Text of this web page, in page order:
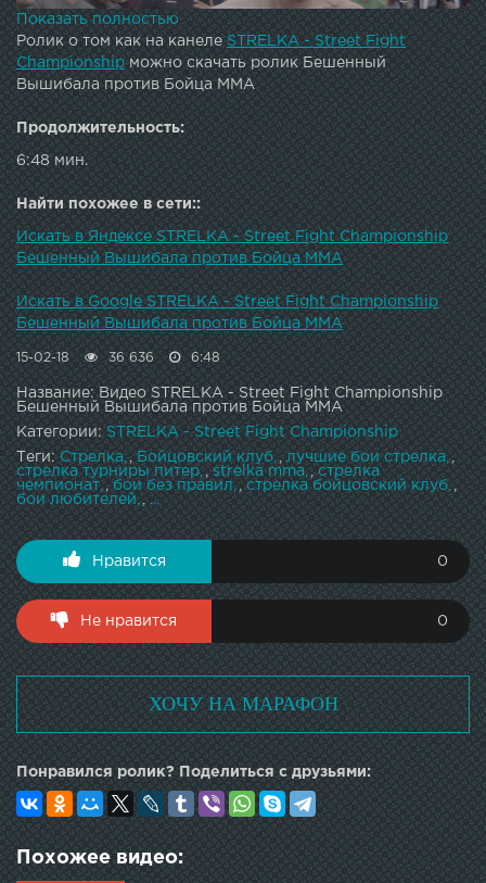
Очень активное начало боя,переходящее в партер
,достойные соперники...Главный портал чемпионата
СТРЕЛКА Вконтакте:
Показать полностью
Ролик о том как на канелеSTRELKA - Street Fight
Championshipможно скачать ролик Бешенный
Вышибала против Бойца ММА
Продолжительность:
6:48 мин.
Найти похожее в сети::
Искать в Яндексе STRELKA - Street Fight Championship
Бешенный Вышибала против Бойца ММА
Искать в Google STRELKA - Street Fight Championship
Бешенный Вышибала против Бойца ММА
15-02-18 36 636 6:48
Название: Видео STRELKA - Street Fight Championship
Бешенный Вышибала против Бойца ММА
Категории:STRELKA - Street Fight Championship
Теги: Стрелка , Бойцовский клуб ,лучшие бои стрелка ,
стрелка турниры питер
strelka mma ,стрелка
чемпионат ,бои без правил ,стрелка бойцовский клуб
бои любителей ,...
Нравится 0
Не нравится 0
ХОЧУ НА МАРАФОН
Понравился ролик? Поделиться с друзьями:
Похожее видео: